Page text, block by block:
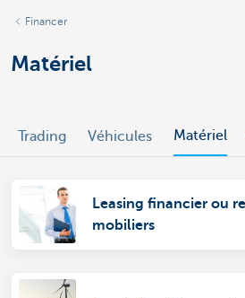
Financer
Matériel
Trading Véhicules Matériel
Leasing financier ou
mobiliers